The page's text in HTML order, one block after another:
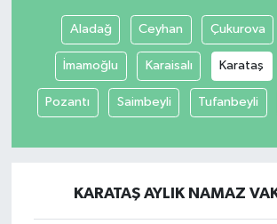
Aladağ Ceyhan Çukurova
İmamoğlu Karaisalı Karataş
Pozantı Saimbeyli Tufanbeyli
KARATAŞ AYLIK NAMAZ